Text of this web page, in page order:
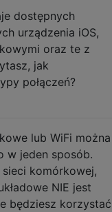
dostępnych
urządzenia iOS,
oraz te z
jak
połączeń?
lub WiFi można
w jeden sposób.
komórkowej,
NIE jest
będziesz korzystać